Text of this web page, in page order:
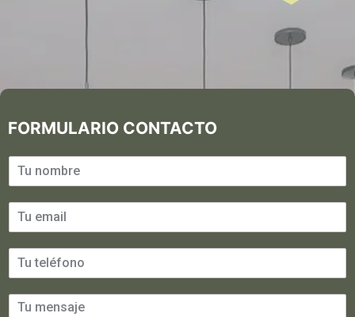
FORMULARIO CONTACTO